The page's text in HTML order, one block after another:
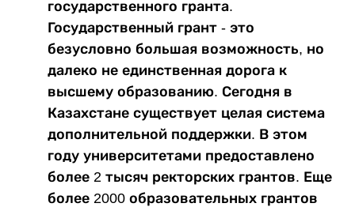
государственного гранта.
Государственный грант - это
безусловно большая возможность, но
далеко не единственная дорога к
высшему образованию. Сегодня в
Казахстане существует целая система
дополнительной поддержки. В этом
году университетами предоставлено
более 2 тысяч ректорских грантов. Еще
более 2000 образовательных грантов